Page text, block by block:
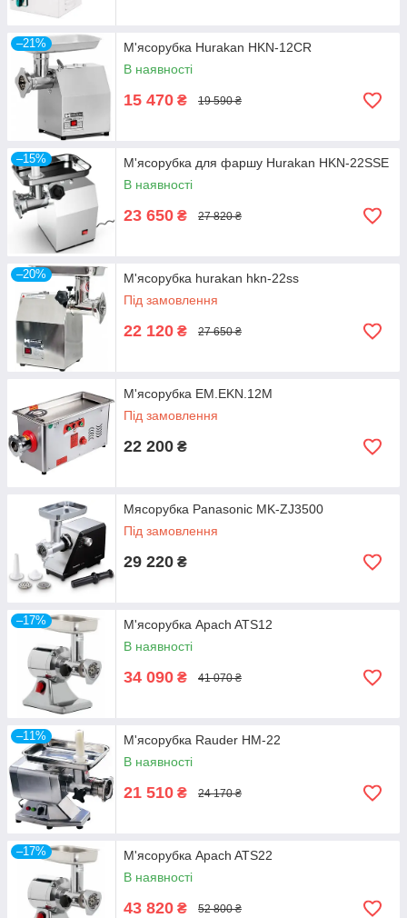
–21%
М'ясорубка Hurakan HKN-12CR
В наявності
15 470 ₴ 19 590 ₴
–15%
М'ясорубка для фаршу Hurakan HKN-22SSE
В наявності
23 650 ₴ 27 820 ₴
–20%
М'ясорубка hurakan hkn-22ss
Під замовлення
22 120 ₴ 27 650 ₴
М'ясорубка EM.EKN.12M
Під замовлення
22 200 ₴
Мясорубка Panasonic MK-ZJ3500
Під замовлення
29 220 ₴
–17%
М'ясорубка Apach ATS12
В наявності
34 090 ₴ 41 070 ₴
–11%
М'ясорубка Rauder HM-22
В наявності
21 510 ₴ 24 170 ₴
–17%
М'ясорубка Apach ATS22
В наявності
43 820 ₴ 52 800 ₴